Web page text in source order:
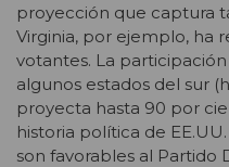
proyección que captura
Virginia, por ejemplo, ha
votantes. La
algunos estados del sur
proyecta hasta 90 por
historia política de
son favorables al Partido